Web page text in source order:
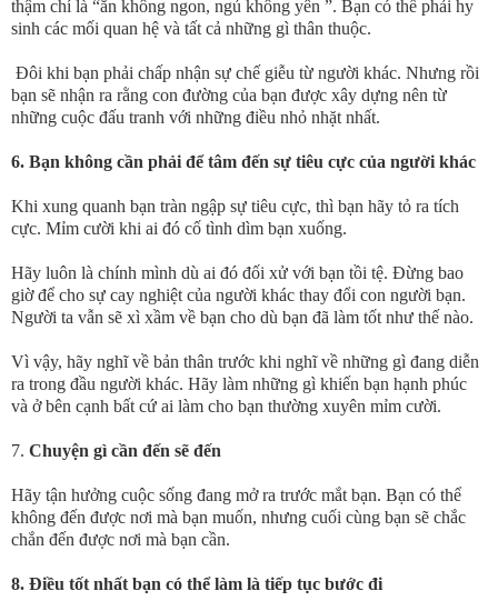
thậm chí là “ăn không ngon, ngủ không yên ”. Bạn có thể phải hy
sinh các mối quan hệ và tất cả những gì thân thuộc.
Đôi khi bạn phải chấp nhận sự chế giễu từ người khác. Nhưng rồi
bạn sẽ nhận ra rằng con đường của bạn được xây dựng nên từ
những cuộc đấu tranh với những điều nhỏ nhặt nhất.
6. Bạn không cần phải để tâm đến sự tiêu cực của người khác
Khi xung quanh bạn tràn ngập sự tiêu cực, thì bạn hãy tỏ ra tích
cực. Mỉm cười khi ai đó cố tình dìm bạn xuống.
Hãy luôn là chính mình dù ai đó đối xử với bạn tồi tệ. Đừng bao
giờ để cho sự cay nghiệt của người khác thay đổi con người bạn.
Người ta vẫn sẽ xì xầm về bạn cho dù bạn đã làm tốt như thế nào.
Vì vậy, hãy nghĩ về bản thân trước khi nghĩ về những gì đang diễn
ra trong đầu người khác. Hãy làm những gì khiến bạn hạnh phúc
và ở bên cạnh bất cứ ai làm cho bạn thường xuyên mỉm cười.
7. Chuyện gì cần đến sẽ đến
Hãy tận hưởng cuộc sống đang mở ra trước mắt bạn. Bạn có thể
không đến được nơi mà bạn muốn, nhưng cuối cùng bạn sẽ chắc
chắn đến được nơi mà bạn cần.
8. Điều tốt nhất bạn có thể làm là tiếp tục bước đi